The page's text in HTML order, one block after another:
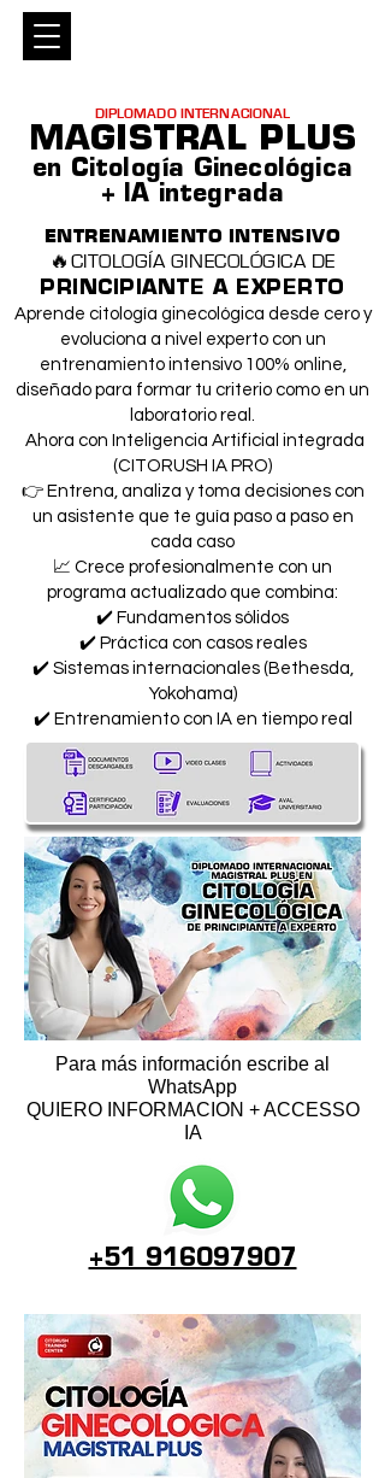
DIPLOMADO INTERNACIONAL
MAGISTRAL PLUS
en Citología Ginecológica
+ IA integrada
ENTRENAMIENTO INTENSIVO
🔥 CITOLOGÍA GINECOLÓGICA DE
PRINCIPIANTE A EXPERTO
Aprende citología ginecológica desde cero y
evoluciona a nivel experto con un
entrenamiento intensivo 100% online,
diseñado para formar tu criterio como en un
laboratorio real.
Ahora con Inteligencia Artificial integrada
(CITORUSH IA PRO)
👉 Entrena, analiza y toma decisiones con
un asistente que te guía paso a paso en
cada caso
📈 Crece profesionalmente con un
programa actualizado que combina:
✔️ Fundamentos sólidos
✔️ Práctica con casos reales
✔️ Sistemas internacionales (Bethesda,
Yokohama)
✔️ Entrenamiento con IA en tiempo real
Para más información escribe al
WhatsApp
QUIERO INFORMACION + ACCESSO
IA
+51 916097907